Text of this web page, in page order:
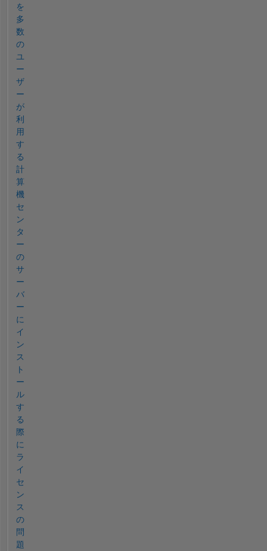
を
多
数
の
ユ
ー
ザ
ー
が
利
用
す
る
計
算
機
セ
ン
タ
ー
の
サ
ー
バ
ー
に
イ
ン
ス
ト
ー
ル
す
る
際
に
ラ
イ
セ
ン
ス
の
問
題